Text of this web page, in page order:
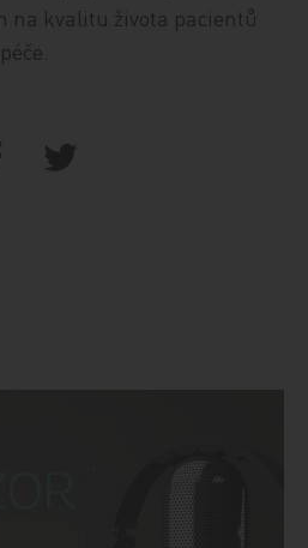
na kvalitu života pacientů